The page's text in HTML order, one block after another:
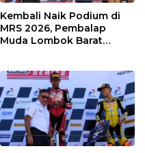
Kembali Naik Podium di
MRS 2026, Pembalap
Muda Lombok Barat